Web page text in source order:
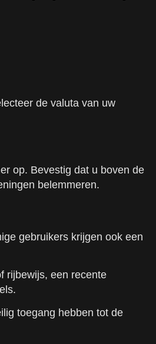
de valuta van uw
op. Bevestig dat u boven de
belemmeren.
gebruikers krijgen ook een
rijbewijs, een recente
toegang hebben tot de